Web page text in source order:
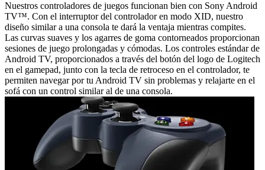
Nuestros controladores de juegos funcionan bien con Sony Android
TV™. Con el interruptor del controlador en modo XID, nuestro
diseño similar a una consola te dará la ventaja mientras compites.
Las curvas suaves y los agarres de goma contorneados proporcionan
sesiones de juego prolongadas y cómodas. Los controles estándar de
Android TV, proporcionados a través del botón del logo de Logitech
en el gamepad, junto con la tecla de retroceso en el controlador, te
permiten navegar por tu Android TV sin problemas y relajarte en el
sofá con un control similar al de una consola.